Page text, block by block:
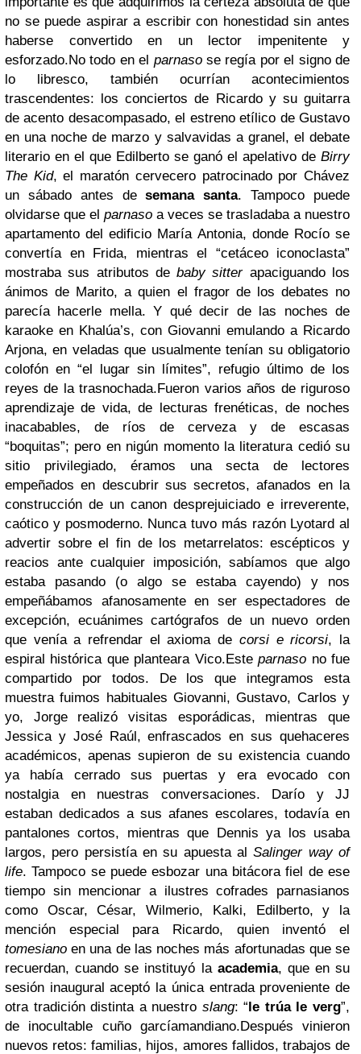
no se puede aspirar a escribir con honestidad sin antes
haberse convertido en un lector impenitente y
esforzado.No todo en el parnasose regía por el signo de
lo libresco, también ocurrían acontecimientos
trascendentes: los conciertos de Ricardo y su guitarra
de acento desacompasado, el estreno etílico de Gustavo
en una noche de marzo y salvavidas a granel, el debate
literario en el que Edilberto se ganó el apelativo de Birry
The Kid, el maratón cervecero patrocinado por Chávez
un sábado antes desemana santa. Tampoco puede
olvidarse que el parnaso a veces se trasladaba a nuestro
apartamento del edificio María Antonia, donde Rocío se
convertía en Frida, mientras el “cetáceo iconoclasta”
mostraba sus atributos debaby sitterapaciguando los
ánimos de Marito, a quien el fragor de los debates no
parecía hacerle mella. Y qué decir de las noches de
karaoke en Khalúa’s, con Giovanni emulando a Ricardo
Arjona, en veladas que usualmente tenían su obligatorio
colofón en “el lugar sin límites”, refugio último de los
reyes de la trasnochada.Fueron varios años de riguroso
aprendizaje de vida, de lecturas frenéticas, de noches
inacabables, de ríos de cerveza y de escasas
“boquitas”; pero en nigún momento la literatura cedió su
sitio privilegiado, éramos una secta de lectores
empeñados en descubrir sus secretos, afanados en la
construcción de un canon desprejuiciado e irreverente,
caótico y posmoderno. Nunca tuvo más razón Lyotard al
advertir sobre el fin de los metarrelatos: escépticos y
reacios ante cualquier imposición, sabíamos que algo
estaba pasando (o algo se estaba cayendo) y nos
empeñábamos afanosamente en ser espectadores de
excepción, ecuánimes cartógrafos de un nuevo orden
que venía a refrendar el axioma de corsi e ricorsi, la
espiral histórica que planteara Vico.Esteparnaso no fue
compartido por todos. De los que integramos esta
muestra fuimos habituales Giovanni, Gustavo, Carlos y
yo, Jorge realizó visitas esporádicas, mientras que
Jessica y José Raúl, enfrascados en sus quehaceres
académicos, apenas supieron de su existencia cuando
ya había cerrado sus puertas y era evocado con
nostalgia en nuestras conversaciones. Darío y JJ
estaban dedicados a sus afanes escolares, todavía en
pantalones cortos, mientras que Dennis ya los usaba
largos, pero persistía en su apuesta alSalinger way of
life. Tampoco se puede esbozar una bitácora fiel de ese
tiempo sin mencionar a ilustres cofrades parnasianos
como Oscar, César, Wilmerio, Kalki, Edilberto, y la
mención especial para Ricardo, quien inventó el
tomesiano en una de las noches más afortunadas que se
recuerdan, cuando se instituyó la academia, que en su
sesión inaugural aceptó la única entrada proveniente de
otra tradición distinta a nuestro slang: “le trúa le verg”,
de inocultable cuño garcíamandiano.Después vinieron
nuevos retos: familias, hijos, amores fallidos, trabajos de